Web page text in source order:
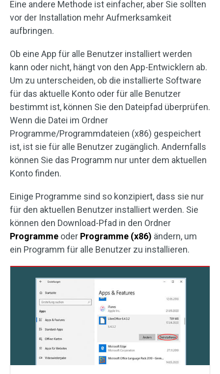
Eine andere Methode ist einfacher, aber Sie sollten
vor der Installation mehr Aufmerksamkeit
aufbringen.
Ob eine App für alle Benutzer installiert werden
kann oder nicht, hängt von den App-Entwicklern ab.
Um zu unterscheiden, ob die installierte Software
für das aktuelle Konto oder für alle Benutzer
bestimmt ist, können Sie den Dateipfad überprüfen.
Wenn die Datei im Ordner
Programme/Programmdateien (x86) gespeichert
ist, ist sie für alle Benutzer zugänglich. Andernfalls
können Sie das Programm nur unter dem aktuellen
Konto finden.
Einige Programme sind so konzipiert, dass sie nur
für den aktuellen Benutzer installiert werden. Sie
können den Download-Pfad in den Ordner
Programme oder Programme (x86) ändern, um
ein Programm für alle Benutzer zu installieren.